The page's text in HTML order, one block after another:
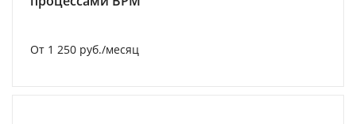
От 1 250 руб./месяц